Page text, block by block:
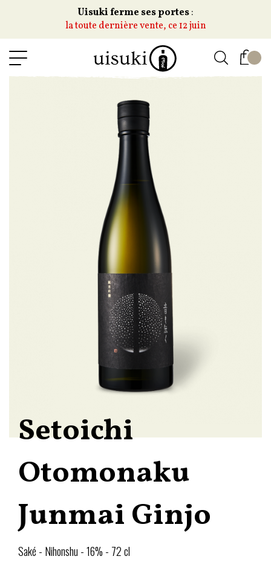
Uisuki ferme ses portes:
la toute dernière vente, ce 12 juin
Setoichi
Otomonaku
Junmai Ginjo
Saké - Nihonshu - 16% - 72 cl